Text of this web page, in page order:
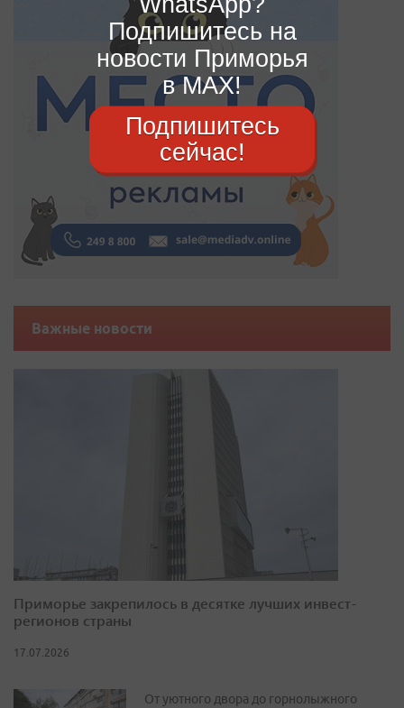
Важные новости
Приморье закрепилось в десятке лучших инвест-
регионов страны
17.07.2026
От уютного двора до горнолыжного
Подпишитесь на
новости Приморья
в MAX!
Подпишитесь
сейчас!